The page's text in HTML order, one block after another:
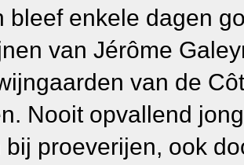
bleef enkele dagen
van Jérôme
van de
Nooit opvallend
bij proeverijen, ook